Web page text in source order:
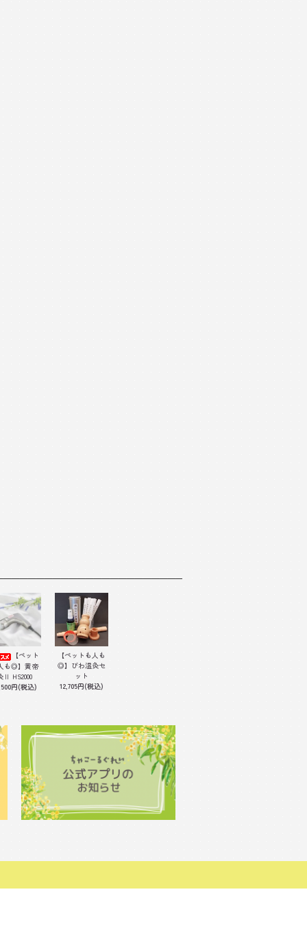
【ペット
も◎】黄帝
Ⅱ HS2000
円(税込)
【ペットも人も
◎】びわ温灸セ
ット
12,705円(税込)